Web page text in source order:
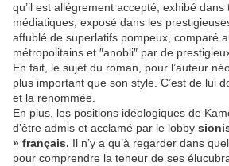
qu’il est allégrement accepté, exhibé
médiatiques, exposé dans les
affublé de superlatifs pompeux, comparé
métropolitains et ″anobli″ par de
En fait, le sujet du roman, pour l’auteur
plus important que son style. C’est de lui
et la renommée.
En plus, les positions idéologiques de
d’être admis et acclamé par le lobby
» français. Il n’y a qu’à regarder dans
pour comprendre la teneur de ses